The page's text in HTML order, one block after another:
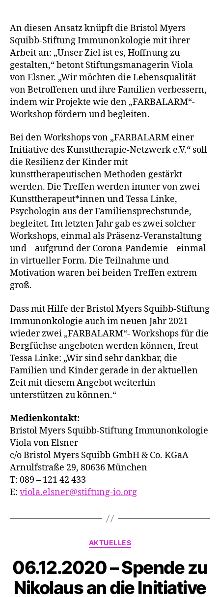
An diesen Ansatz knüpft die Bristol Myers
Squibb-Stiftung Immunonkologie mit ihrer
Arbeit an: „Unser Ziel ist es, Hoffnung zu
gestalten,“ betont Stiftungsmanagerin Viola
von Elsner. „Wir möchten die Lebensqualität
von Betroffenen und ihre Familien verbessern,
indem wir Projekte wie den „FARBALARM“-
Workshop fördern und begleiten.
Bei den Workshops von „FARBALARM einer
Initiative des Kunsttherapie-Netzwerk e.V.“ soll
die Resilienz der Kinder mit
kunsttherapeutischen Methoden gestärkt
werden. Die Treffen werden immer von zwei
Kunsttherapeut*innen und Tessa Linke,
Psychologin aus der Familiensprechstunde,
begleitet. Im letzten Jahr gab es zwei solcher
Workshops, einmal als Präsenz-Veranstaltung
und – aufgrund der Corona-Pandemie – einmal
in virtueller Form. Die Teilnahme und
Motivation waren bei beiden Treffen extrem
groß.
Dass mit Hilfe der Bristol Myers Squibb-Stiftung
Immunonkologie auch im neuen Jahr 2021
wieder zwei „FARBALARM“- Workshops für die
Bergfüchse angeboten werden können, freut
Tessa Linke: „Wir sind sehr dankbar, die
Familien und Kinder gerade in der aktuellen
Zeit mit diesem Angebot weiterhin
unterstützen zu können.“
Medienkontakt:
Bristol Myers Squibb-Stiftung Immunonkologie
Viola von Elsner
c/o Bristol Myers Squibb GmbH & Co. KGaA
Arnulfstraße 29, 80636 München
T: 089 – 121 42 433
E: viola.elsner@stiftung-io.org
Kategorien
AKTUELLES
06.12.2020 – Spende zu
Nikolaus an die Initiative